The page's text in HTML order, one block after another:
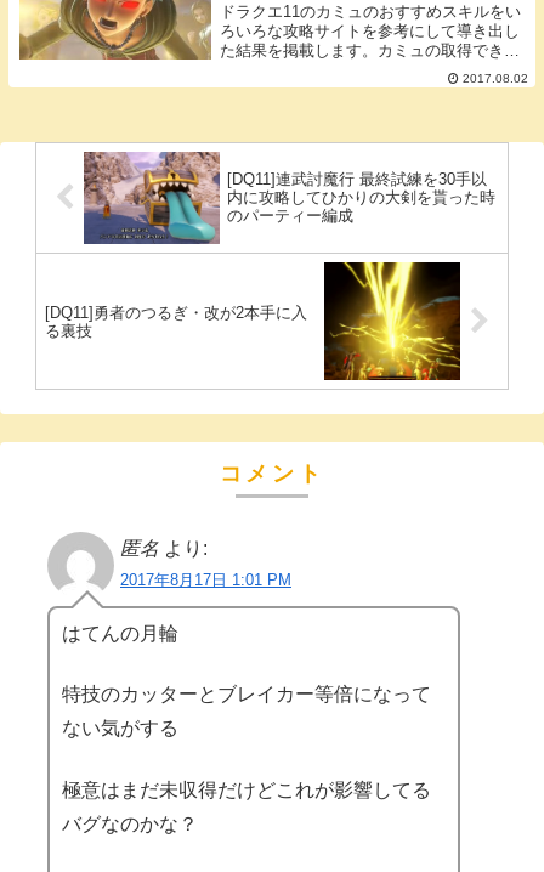
ドラクエ11のカミュのおすすめスキルをい
ろいろな攻略サイトを参考にして導き出し
た結果を掲載します。カミュの取得できる
スキル一覧カミュがスキルパネルより取得
できるスキル一覧です。取得ＳＰ欄に(秘)
2017.08.02
[DQ11]連武討魔行 最終試練を30手以
内に攻略してひかりの大剣を貰った時
のパーティー編成
[DQ11]勇者のつるぎ・改が2本手に入
る裏技
コメント
匿名 より:
2017年8月17日 1:01 PM
はてんの月輪
特技のカッターとブレイカー等倍になって
ない気がする
極意はまだ未収得だけどこれが影響してる
バグなのかな？